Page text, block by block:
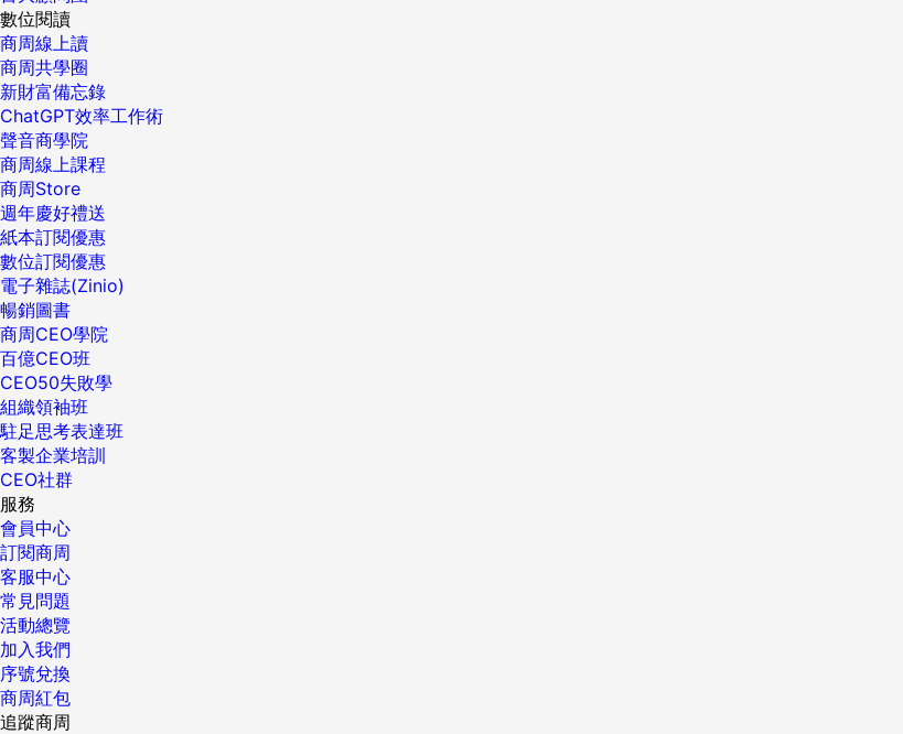
數位閱讀
商周線上讀
商周共學圈
新財富備忘錄
ChatGPT效率工作術
聲音商學院
商周線上課程
商周Store
週年慶好禮送
紙本訂閱優惠
數位訂閱優惠
電子雜誌(Zinio)
暢銷圖書
商周CEO學院
百億CEO班
CEO50失敗學
組織領袖班
駐足思考表達班
客製企業培訓
CEO社群
服務
會員中心
訂閱商周
客服中心
常見問題
活動總覽
加入我們
序號兌換
商周紅包
追蹤商周